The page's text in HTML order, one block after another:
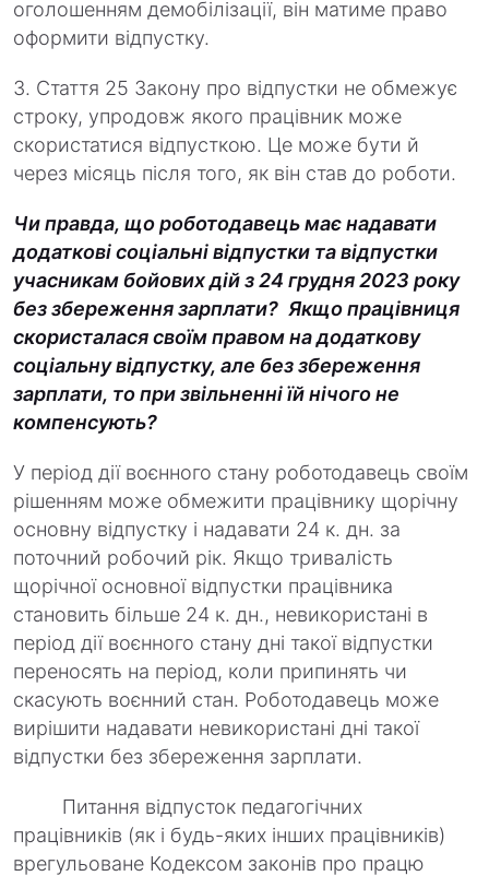
оголошенням демобілізації, він матиме право
оформити відпустку.
3. Стаття 25 Закону про відпустки не обмежує
строку, упродовж якого працівник може
скористатися відпусткою. Це може бути й
через місяць після того, як він став до роботи.
Чи правда, що роботодавець має надавати
додаткові соціальні відпустки та відпустки
учасникам бойових дій з 24 грудня 2023 року
без збереження зарплати? Якщо працівниця
скористалася своїм правом на додаткову
соціальну відпустку, але без збереження
зарплати, то при звільненні їй нічого не
компенсують?
У період дії воєнного стану роботодавець своїм
рішенням може обмежити працівнику щорічну
основну відпустку і надавати 24 к. дн. за
поточний робочий рік. Якщо тривалість
щорічної основної відпустки працівника
становить більше 24 к. дн., невикористані в
період дії воєнного стану дні такої відпустки
переносять на період, коли припинять чи
скасують воєнний стан. Роботодавець може
вирішити надавати невикористані дні такої
відпустки без збереження зарплати.
Питання відпусток педагогічних
працівників (як і будь-яких інших працівників)
врегульоване Кодексом законів про працю